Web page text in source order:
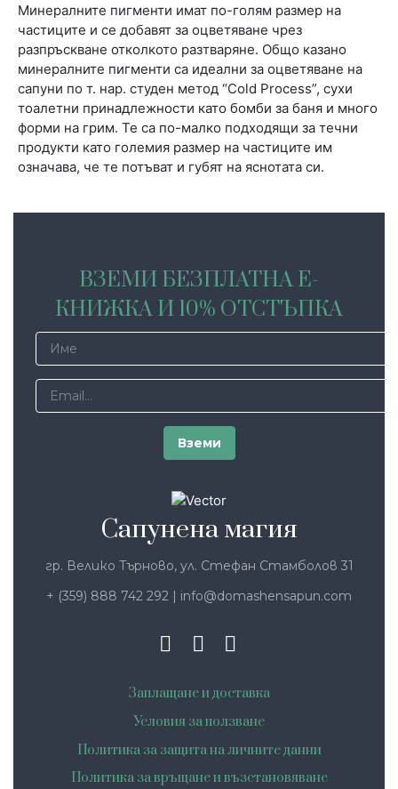
Минералните пигменти имат по-голям размер на
частиците и се добавят за оцветяване чрез
разпръскване отколкото разтваряне. Общо казано
минералните пигменти са идеални за оцветяване на
сапуни по т. нар. студен метод “Cold Process”, сухи
тоалетни принадлежности като бомби за баня и много
форми на грим. Те са по-малко подходящи за течни
продукти като големия размер на частиците им
означава, че те потъват и губят на яснотата си.
ВЗЕМИ БЕЗПЛАТНА Е-
КНИЖКА И 10% ОТСТЪПКА
Сапунена магия
гр. Велико Търново, ул. Стефан Стамболов 31
+ (359) 888 742 292
info@domashensapun.com
Заплащане и доставка
Условия за ползване
Политика за защита на личните данни
Политика за връщане и възстановяване